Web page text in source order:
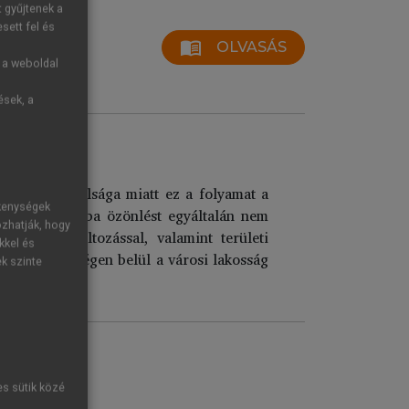
menu_book OLVASÁS
válsága miatt ez a folyamat a
városba özönlést egyáltalán nem
életmódváltozással, valamint területi
emberiségen belül a városi lakosság
a
fel és
weboldal
a
hogy
és
szinte
sütik közé